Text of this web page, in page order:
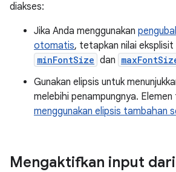
diakses:
Jika Anda menggunakan
otomatis, tetapkan nilai eksplisit
minFontSize dan
Gunakan elipsis untuk
melebihi penampungnya.
menggunakan elipsis tambahan
Mengaktifkan input